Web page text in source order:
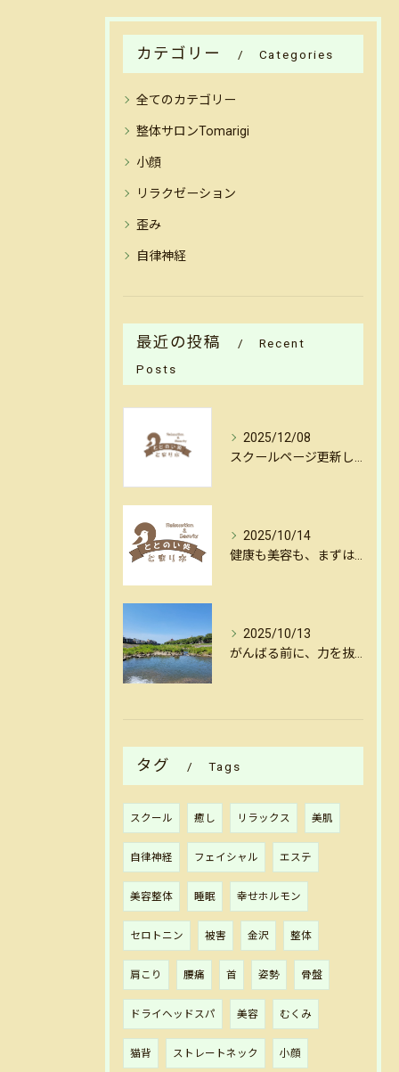
カテゴリー Categories
全てのカテゴリー
整体サロンTomarigi
小顔
リラクゼーション
歪み
自律神経
最近の投稿
Recent
Posts
2025/12/08
スクールページ更新しました
2025/10/14
健康も美容も、まずはリセットから。金沢・犀川沿いの揺らし整体
2025/10/13
がんばる前に、力を抜く。金沢犀川沿いの揺らし整体で心と体をリセット
タグ Tags
スクール 癒し リラックス 美肌
自律神経 フェイシャル エステ
美容整体 睡眠 幸せホルモン
セロトニン 被害 金沢 整体
肩こり 腰痛 首 姿勢 骨盤
ドライヘッドスパ 美容 むくみ
猫背 ストレートネック 小顔